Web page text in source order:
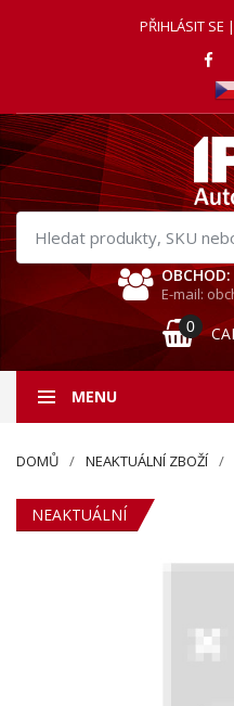
PŘIHLÁSIT SE
Hledat
produkty
E-mail:
0
MENU
DOMŮ NEAKTUÁLNÍ ZBOŽÍ
NEAKTUÁLNÍ